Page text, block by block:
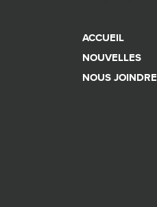
ACCUEIL
NOUVELLES
NOUS JOINDRE